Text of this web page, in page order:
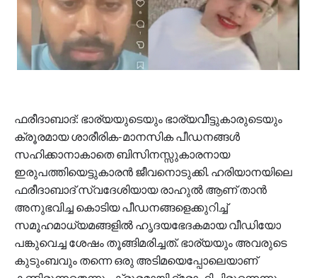
ഫരീദാബാദ്: ഭാര്യയുടെയും ഭാര്യവീട്ടുകാരുടെയും
ക്രൂരമായ ശാരീരിക-മാനസിക പീഡനങ്ങള്‍
സഹിക്കാനാകാതെ ബിസിനസ്സുകാരനായ
ഇരുപത്തിയെട്ടുകാരന്‍ ജീവനൊടുക്കി. ഹരിയാനയിലെ
ഫരീദാബാദ് സ്വദേശിയായ രാഹുല്‍ ആണ് താന്‍
അനുഭവിച്ച കൊടിയ പീഡനങ്ങളെക്കുറിച്ച്
സമൂഹമാധ്യമങ്ങളില്‍ ഹൃദയഭേദകമായ വീഡിയോ
പങ്കുവെച്ച ശേഷം തൂങ്ങിമരിച്ചത്. ഭാര്യയും അവരുടെ
കുടുംബവും തന്നെ ഒരു അടിമയെപ്പോലെയാണ്